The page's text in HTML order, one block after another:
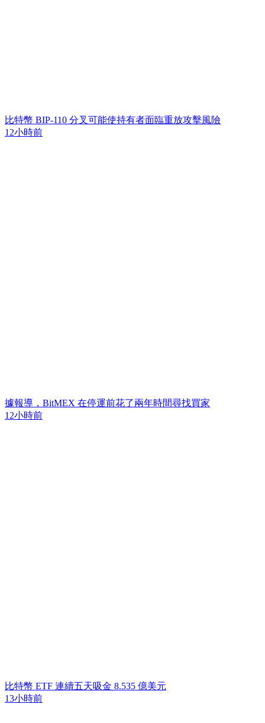
比特幣 BIP-110 分叉可能使持有者面臨重放攻擊風險
12小時前
據報導，BitMEX 在停運前花了兩年時間尋找買家
12小時前
比特幣 ETF 連續五天吸金 8.535 億美元
13小時前